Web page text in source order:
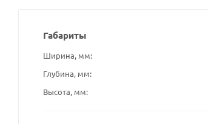
Габариты
Ширина, мм
Глубина, мм
Высота, мм